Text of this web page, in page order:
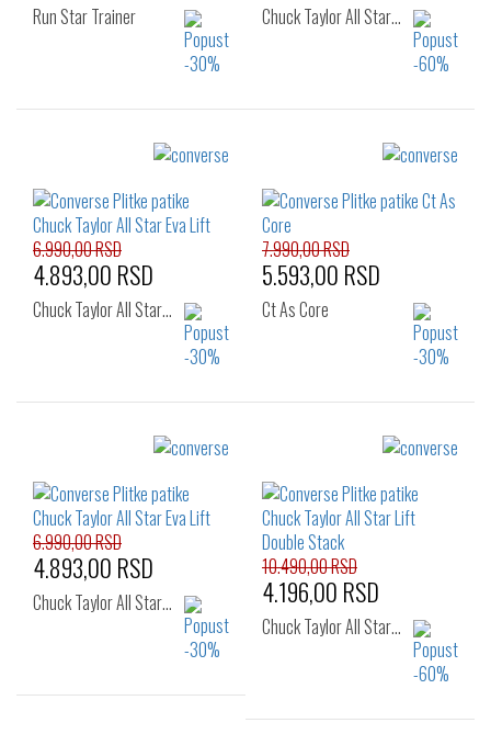
Izaberi željeni broj:
39
40 41
Run Star Trainer
Izaberi željeni broj:
Chuck Taylor All Star…
Izaberi željeni broj:
40
6.990,00 RSD
4.893,00 RSD
Chuck Taylor All Star…
Izaberi željeni broj:
36.5
37
37.5
38
39
39.5
7.990,00 RSD
5.593,00 RSD
Ct As Core
6.990,00 RSD
4.893,00 RSD
Chuck Taylor All Star…
10.490,00 RSD
4.196,00 RSD
Chuck Taylor All Star…